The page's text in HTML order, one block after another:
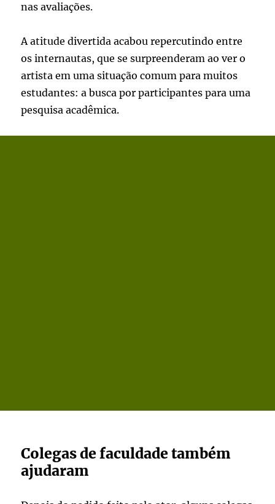
nas avaliações.
A atitude divertida acabou repercutindo entre
os internautas, que se surpreenderam ao ver o
artista em uma situação comum para muitos
estudantes: a busca por participantes para uma
pesquisa acadêmica.
Colegas de faculdade também
ajudaram